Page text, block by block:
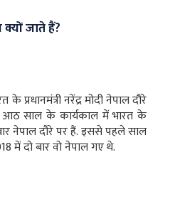
क्यों जाते हैं?
प्रधानमंत्री नरेंद्र मोदी नेपाल दौरे
आठ साल के कार्यकाल में भारत के
बार नेपाल दौरे पर हैं. इससे पहले साल
में दो बार वो नेपाल गए थे.